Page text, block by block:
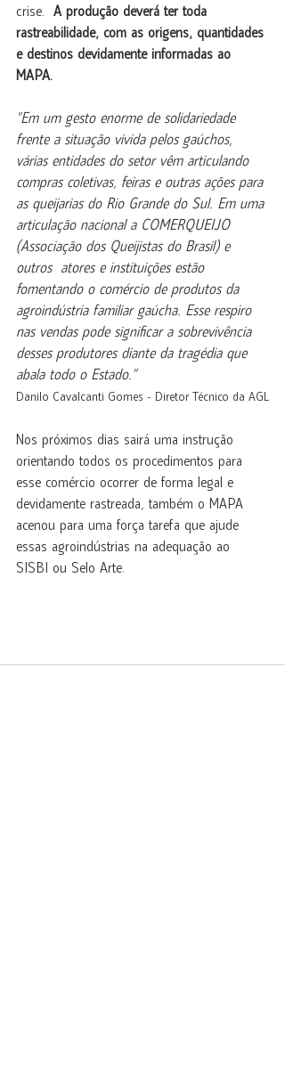
crise. A produção deverá ter toda
rastreabilidade, com as origens, quantidades
e destinos devidamente informadas ao
MAPA.
"Em um gesto enorme de solidariedade
frente a situação vivida pelos gaúchos,
várias entidades do setor vêm articulando
compras coletivas, feiras e outras ações para
as queijarias do Rio Grande do Sul. Em uma
articulação nacional a COMERQUEIJO
(Associação dos Queijistas do Brasil) e
outros  atores e instituições estão
fomentando o comércio de produtos da
agroindústria familiar gaúcha. Esse respiro
nas vendas pode significar a sobrevivência
desses produtores diante da tragédia que
abala todo o Estado."
Danilo Cavalcanti Gomes - Diretor Técnico da AGL
Nos próximos dias sairá uma instrução
orientando todos os procedimentos para
esse comércio ocorrer de forma legal e
devidamente rastreada, também o MAPA
acenou para uma força tarefa que ajude
essas agroindústrias na adequação ao
SISBI ou Selo Arte.